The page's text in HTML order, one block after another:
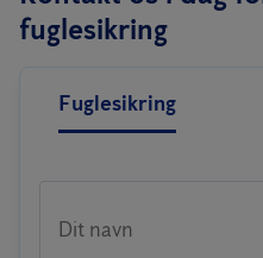
fuglesikring
Fuglesikring
Dit navn